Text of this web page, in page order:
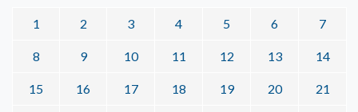
1 2 3 4 5 6 7
8 9 10 11 12 13 14
15 16 17 18 19 20 21